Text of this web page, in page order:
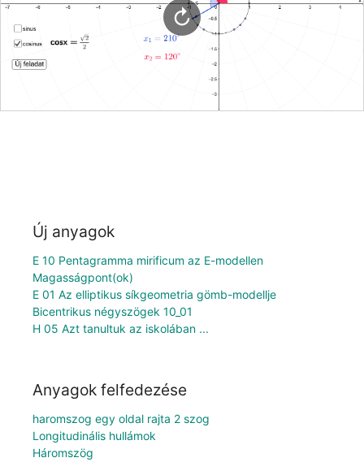
Új anyagok
E 10 Pentagramma mirificum az E-modellen
Magasságpont(ok)
E 01 Az elliptikus síkgeometria gömb-modellje
Bicentrikus négyszögek 10_01
H 05 Azt tanultuk az iskolában ...
Anyagok felfedezése
haromszog egy oldal rajta 2 szog
Longitudinális hullámok
Háromszög